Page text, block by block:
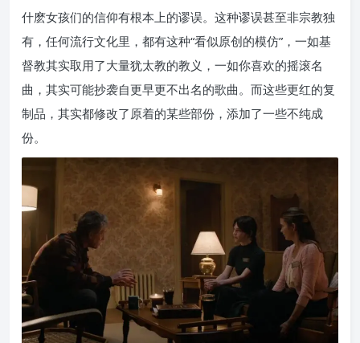
什麽女孩们的信仰有根本上的谬误。这种谬误甚至非宗教独
有，任何流行文化里，都有这种“看似原创的模仿”，一如基
督教其实取用了大量犹太教的教义，一如你喜欢的摇滚名
曲，其实可能抄袭自更早更不出名的歌曲。而这些更红的复
制品，其实都修改了原着的某些部份，添加了一些不纯成
份。